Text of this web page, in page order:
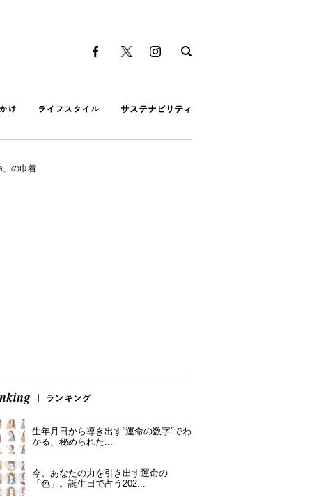
」の巾着
生年月日から導き出す“運命の数字”でわ
かる、秘められた...
今、あなたの力を引き出す運命の
「色」。誕生日で占う202...